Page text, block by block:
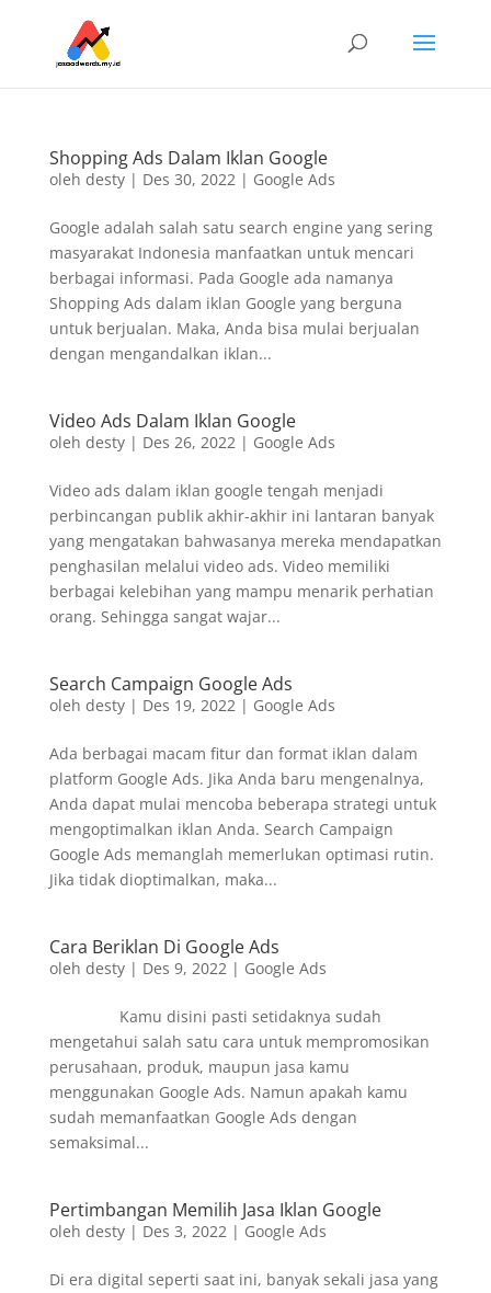
Shopping Ads Dalam Iklan Google
oleh desty| Des 30, 2022| Google Ads
Google adalah salah satu search engine yang sering
masyarakat Indonesia manfaatkan untuk mencari
berbagai informasi. Pada Google ada namanya
Shopping Ads dalam iklan Google yang berguna
untuk berjualan. Maka, Anda bisa mulai berjualan
dengan mengandalkan iklan...
Video Ads Dalam Iklan Google
oleh desty| Des 26, 2022| Google Ads
Video ads dalam iklan google tengah menjadi
perbincangan publik akhir-akhir ini lantaran banyak
yang mengatakan bahwasanya mereka mendapatkan
penghasilan melalui video ads. Video memiliki
berbagai kelebihan yang mampu menarik perhatian
orang. Sehingga sangat wajar...
Search Campaign Google Ads
oleh desty| Des 19, 2022| Google Ads
Ada berbagai macam fitur dan format iklan dalam
platform Google Ads. Jika Anda baru mengenalnya,
Anda dapat mulai mencoba beberapa strategi untuk
mengoptimalkan iklan Anda. Search Campaign
Google Ads memanglah memerlukan optimasi rutin.
Jika tidak dioptimalkan, maka...
Cara Beriklan Di Google Ads
oleh desty| Des 9, 2022| Google Ads
Kamu disini pasti setidaknya sudah
mengetahui salah satu cara untuk mempromosikan
perusahaan, produk, maupun jasa kamu
menggunakan Google Ads. Namun apakah kamu
sudah memanfaatkan Google Ads dengan
semaksimal...
Pertimbangan Memilih Jasa Iklan Google
oleh desty| Des 3, 2022| Google Ads
Di era digital seperti saat ini, banyak sekali jasa yang